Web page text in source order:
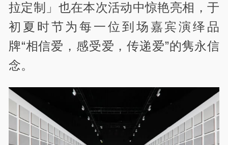
拉定制」也在本次活动中惊艳亮相，于
初夏时节为每一位到场嘉宾演绎品
牌“相信爱，感受爱，传递爱”的隽永信
念。